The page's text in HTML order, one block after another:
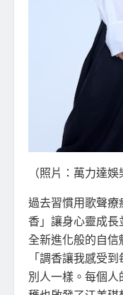
（照片：萬力達娛
過去習慣用歌聲
香」讓身心靈成長
全新進化般的自信
「調香讓我感受
別人一樣。每個